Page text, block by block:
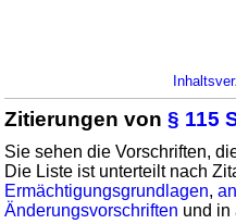
Zitierungen von§ 115
Sie sehen die Vorschriften,
Die Liste ist unterteilt nach
Ermächtigungsgrundlagen,
Änderungsvorschriften und in